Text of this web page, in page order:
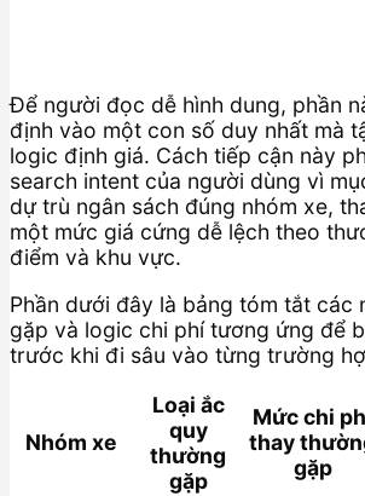
Để người đọc dễ hình dung, phần
định vào một con số duy nhất mà
logic định giá. Cách tiếp cận này
search intent của người dùng vì
dự trù ngân sách đúng nhóm xe,
một mức giá cứng dễ lệch theo
điểm và khu vực.
Phần dưới đây là bảng tóm tắt các
gặp và logic chi phí tương ứng để
trước khi đi sâu vào từng trường
Nhóm xe
Loại ắc
quy
thường
gặp
Mức chi
thay
gặp